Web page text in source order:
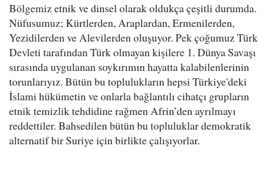
Bölgemiz etnik ve dinsel olarak oldukça çeşitli durumda.
Nüfusumuz; Kürtlerden, Araplardan, Ermenilerden,
Yezidilerden ve Alevilerden oluşuyor. Pek çoğumuz Türk
Devleti tarafından Türk olmayan kişilere 1. Dünya Savaşı
sırasında uygulanan soykırımın hayatta kalabilenlerinin
torunlarıyız. Bütün bu toplulukların hepsi Türkiye'deki
İslami hükümetin ve onlarla bağlantılı cihatçı grupların
etnik temizlik tehdidine rağmen Afrin’den ayrılmayı
reddettiler. Bahsedilen bütün bu topluluklar demokratik
alternatif bir Suriye için birlikte çalışıyorlar.